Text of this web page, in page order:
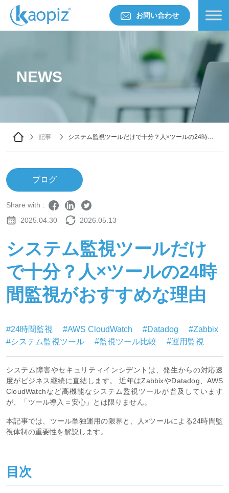
お問い合わせ
NEWS
記事
システム監視ツールだけで十分？人×ツールの24時間
ブログ
Share with :
2025.04.30
2026.05.13
システム監視ツールだけ
で十分？人×ツールの24時
間監視がおすすめな理由
#24時間監視 #AWS CloudWatch #Datadog
#Zabbix
#システム監視ツール
#監視ツール比較 #運用監視
システム障害やセキュリティインシデントは、発生からの対応速
度がビジネス継続に直結します。 近年はZabbixやDatadog、AWS
CloudWatchなど高機能なシステム監視ツールが普及しています
が、「ツール導入＝安心」とは限りません。
本記事では、ツール単独運用の限界と、人×ツールによる24時間監
視体制の重要性を解説します。
目次